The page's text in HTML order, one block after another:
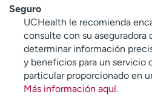
Seguro
UCHealth le recomienda
consulte con su aseguradora
determinar información
y beneficios para un servicio
particular proporcionado en
Más información aquí.